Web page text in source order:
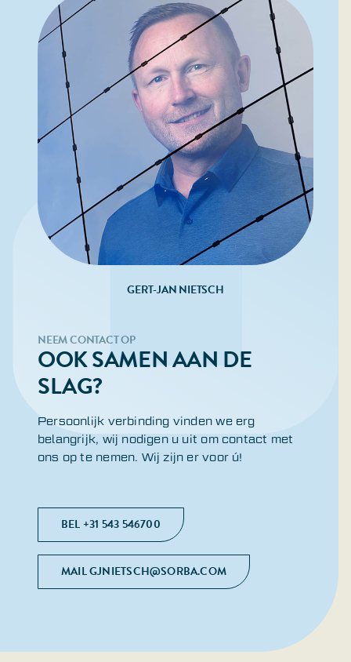
GERT-JAN NIETSCH
NEEM CONTACT OP
OOK SAMEN AAN DE
SLAG?
Persoonlijk verbinding vinden we erg
belangrijk, wij nodigen u uit om contact met
ons op te nemen. Wij zijn er voor ú!
BEL +31 543 546700
MAIL GJNIETSCH@SORBA.COM